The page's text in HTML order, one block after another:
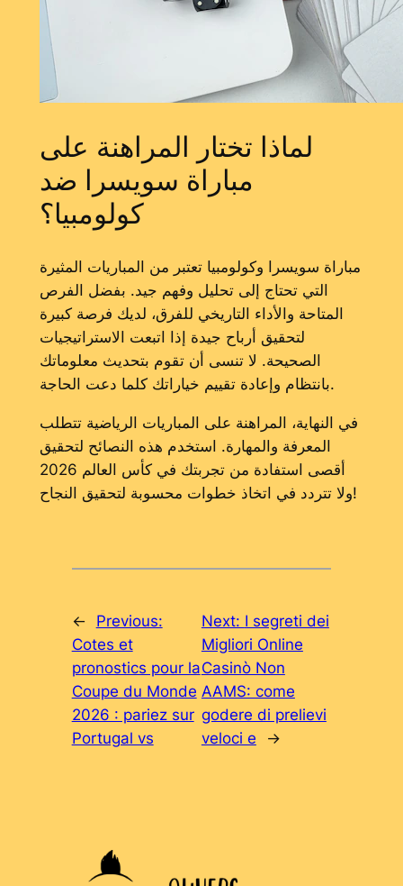
لماذا تختار المراهنة على
مباراة سويسرا ضد
كولومبيا؟
مباراة سويسرا وكولومبيا تعتبر من المباريات المثيرة
التي تحتاج إلى تحليل وفهم جيد. بفضل الفرص
المتاحة والأداء التاريخي للفرق، لديك فرصة كبيرة
لتحقيق أرباح جيدة إذا اتبعت الاستراتيجيات
الصحيحة. لا تنسى أن تقوم بتحديث معلوماتك
بانتظام وإعادة تقييم خياراتك كلما دعت الحاجة.
في النهاية، المراهنة على المباريات الرياضية تتطلب
المعرفة والمهارة. استخدم هذه النصائح لتحقيق
أقصى استفادة من تجربتك في كأس العالم 2026
ولا تتردد في اتخاذ خطوات محسوبة لتحقيق النجاح!
←
Previous:
Cotes et
pronostics pour la
Coupe du Monde
2026 : pariez sur
Portugal vs
Next: I segreti dei
Migliori Online
Casinò Non
AAMS: come
godere di prelievi
veloci e
→